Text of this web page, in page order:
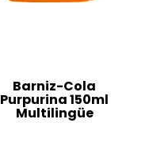
Barniz-Cola
Purpurina 150ml
Multilingüe